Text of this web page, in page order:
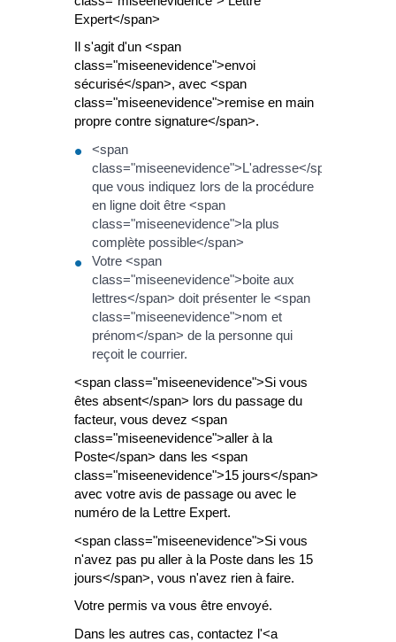
Expert</span>
Il s'agit d'un <span
class="miseenevidence">envoi
sécurisé</span>, avec <span
class="miseenevidence">remise en main
propre contre signature</span>.
<span
class="miseenevidence">L'adresse</span>
que vous indiquez lors de la procédure
en ligne doit être <span
class="miseenevidence">la plus
complète possible</span>
Votre <span
class="miseenevidence">boite aux
lettres</span> doit présenter le <span
class="miseenevidence">nom et
prénom</span> de la personne qui
reçoit le courrier.
<span class="miseenevidence">Si vous
êtes absent</span> lors du passage du
facteur, vous devez <span
class="miseenevidence">aller à la
Poste</span> dans les <span
class="miseenevidence">15 jours</span>
avec votre avis de passage ou avec le
numéro de la Lettre Expert.
<span class="miseenevidence">Si vous
n'avez pas pu aller à la Poste dans les 15
jours</span>, vous n'avez rien à faire.
Votre permis va vous être envoyé.
Dans les autres cas, contactez l'<a